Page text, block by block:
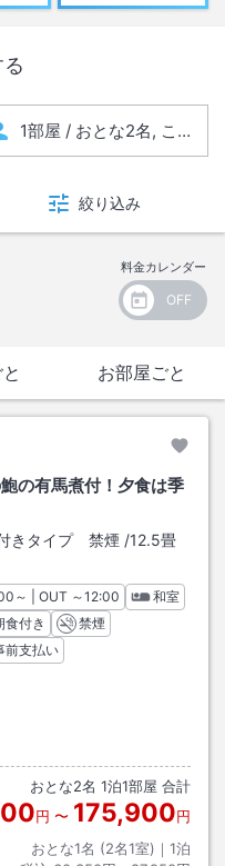
絞り込み
料金カレンダー
お部屋ごと
の有馬煮付！夕食は季
きタイプ 禁煙 /12.5畳
ックイン
～ | OUT チェックアウト
～12:00
和室
食付き
禁煙
前支払い
おとな2名 1泊1部屋 合計
円 〜 175,900円
おとな1名 (2名1室)｜ 1泊